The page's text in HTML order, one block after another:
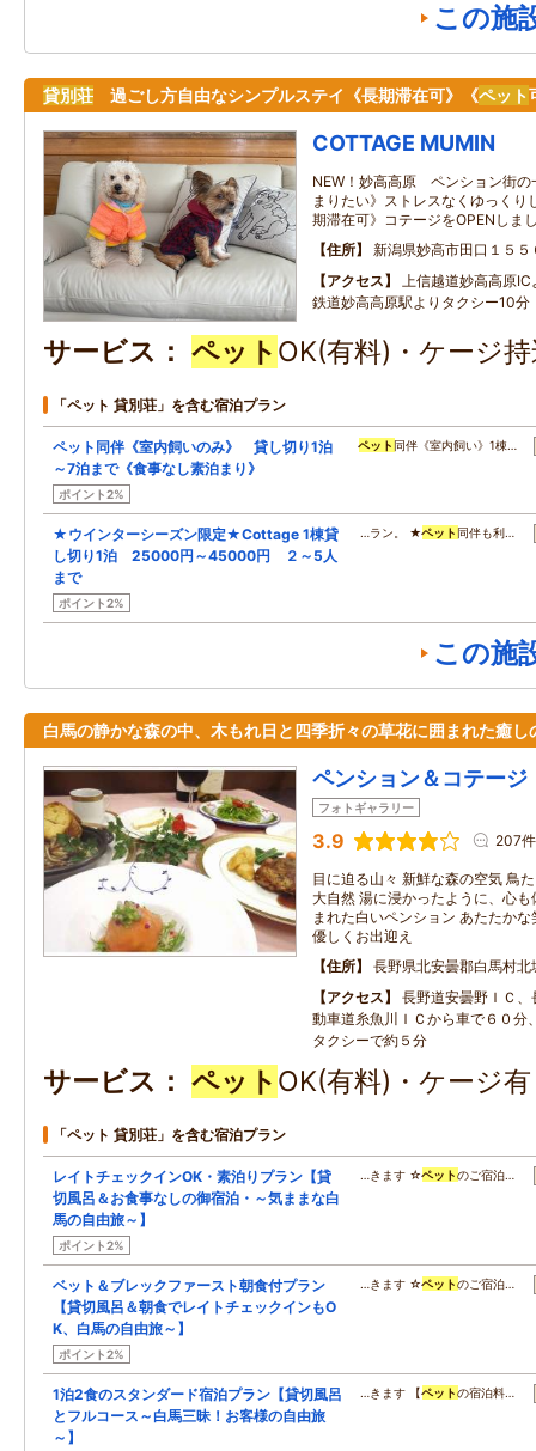
この施
貸別荘 過ごし方自由なシンプルステイ《長期滞在可》《ペット
COTTAGE MUMIN
NEW！妙高高原 ペンション街の
まりたい》ストレスなくゆっくり
期滞在可》コテージをOPENしま
住所
新潟県妙高市田口１５５
アクセス
上信越道妙高高原
鉄道妙高高原駅よりタクシー10分
サービス ペット OK(有料)・ケージ
「ペット 貸別荘」を含む宿泊プラン
ペット同伴《室内飼いのみ》 貸し切り1泊
～7泊まで《食事なし素泊まり》
ポイント2%
ペット 同伴《室内飼い》1棟…
★ウインターシーズン限定★Cottage 1棟貸
し切り1泊 25000円～45000円 ２～5人
まで
ポイント2%
…ラン。 ★ペット 同伴も利…
この施
白馬の静かな森の中、木もれ日と四季折々の草花に囲まれた癒し
ペンション＆コテー
フォトギャラリー
3.9 207件
目に迫る山々 新鮮な森の空気 鳥
大自然 湯に浸かったように、心
まれた白いペンション あたたか
優しくお出迎え
住所
長野県北安曇郡白馬村
アクセス
長野道安曇野ＩＣ
動車道糸魚川ＩＣから車で６０分
タクシーで約５分
サービス ペット OK(有料)・ケージ
「ペット 貸別荘」を含む宿泊プラン
レイトチェックインOK・素泊りプラン【貸
切風呂＆お食事なしの御宿泊・～気ままな白
馬の自由旅～】
ポイント2%
…きます ☆ペットのご宿泊…
ベット＆ブレックファースト朝食付プラン
【貸切風呂＆朝食でレイトチェックインもO
K、白馬の自由旅～】
ポイント2%
…きます ☆ペットのご宿泊…
1泊2食のスタンダード宿泊プラン【貸切風呂
とフルコース～白馬三昧！お客様の自由旅
～】
…きます 【ペットの宿泊料…